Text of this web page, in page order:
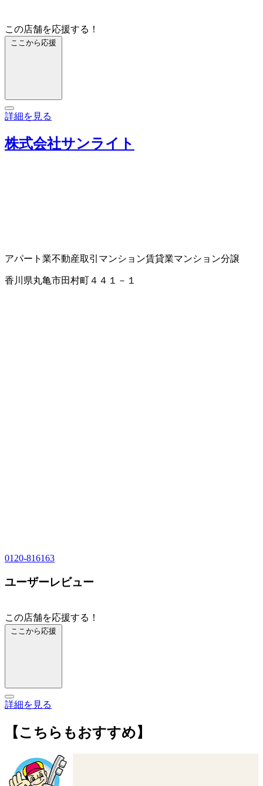
この店舗を応援する！
ここから応援
詳細を見る
株式会社サンライト
アパート業不動産取引 マンション賃貸業マンション分譲
香川県丸亀市田村町４４１－１
0120-816163
ユーザーレビュー
この店舗を応援する！
ここから応援
詳細を見る
【こちらもおすすめ】